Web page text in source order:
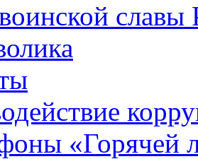
славы
«Горячей